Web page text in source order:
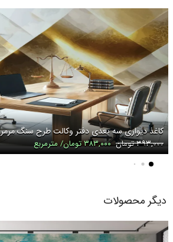
کاغذ دیواری سه بعدی دفتر وکالت طرح سنگ مرمر
۳۹۳,۰۰۰ تومان ۳۸۳,۰۰۰ تومان/ مترمربع
دیگر محصولات